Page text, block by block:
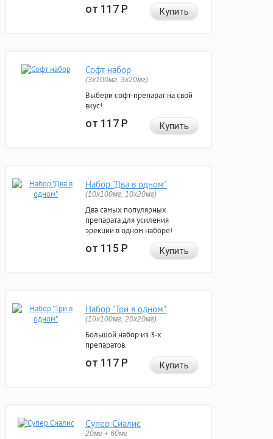
от 117Р Купить
Софт набор
(3x100мг, 3x20мг)
Выбери софт-препарат на свой
вкус!
от 117Р Купить
Набор "Два в одном"
(10x100мг, 10x20мг)
Два самых популярных
препарата для усиления
эрекции в одном наборе!
от 115Р Купить
Набор "Три в одном"
(10x100мг, 20x20мг)
Большой набор из 3-х
препаратов.
от 117Р Купить
Супер Сиалис
20мг + 60мг